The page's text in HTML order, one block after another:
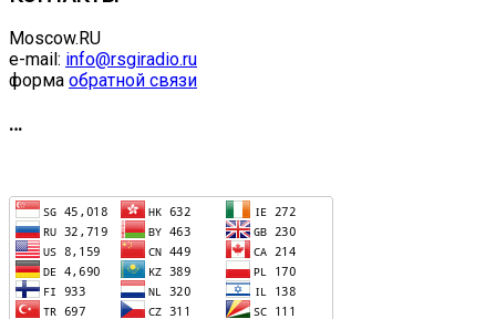
Moscow.RU
e-mail: info@rsgiradio.ru
форма обратной связи
…